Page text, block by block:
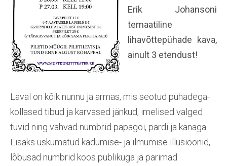
Erik Johansoni
temaatiline
lihavõttepühade kava,
ainult 3 etendust!
Laval on kõik nunnu ja armas, mis seotud pühadega-
kollased tibud ja karvased jänkud, imelised valged
tuvid ning vahvad numbrid papagoi, pardi ja kanaga.
Lisaks uskumatud kadumise- ja ilmumise illusioonid,
lõbusad numbrid koos publikuga ja parimad